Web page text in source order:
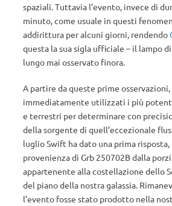
spaziali. Tuttavia l’evento, invece di
minuto, come usuale in questi
addirittura per alcuni giorni, rendendo
questa la sua sigla ufficiale – il lampo
lungo mai osservato finora.
A partire da queste prime
immediatamente utilizzati i più
e terrestri per determinare con
della sorgente di quell’eccezionale
luglio Swift ha dato una prima
provenienza di Grb 250702B dalla
appartenente alla costellazione dello
del piano della nostra galassia.
l’evento fosse stato prodotto nella